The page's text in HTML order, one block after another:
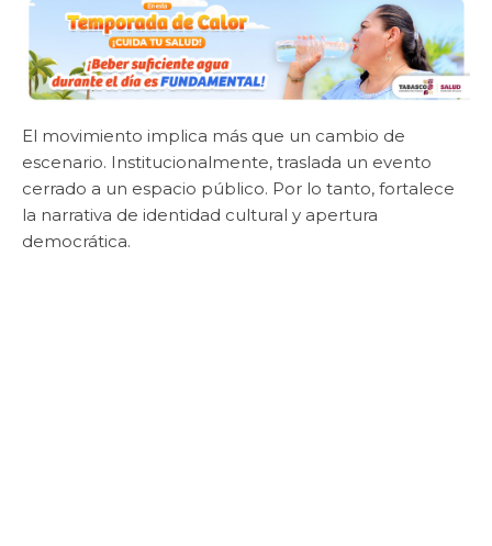
El movimiento implica más que un cambio de
escenario. Institucionalmente, traslada un evento
cerrado a un espacio público. Por lo tanto, fortalece
la narrativa de identidad cultural y apertura
democrática.